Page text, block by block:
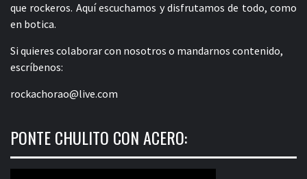
que rockeros. Aquí escuchamos y disfrutamos de todo, como
en botica.
Si quieres colaborar con nosotros o mandarnos contenido,
escríbenos:
rockachorao@live.com
PONTE CHULITO CON ACERO: